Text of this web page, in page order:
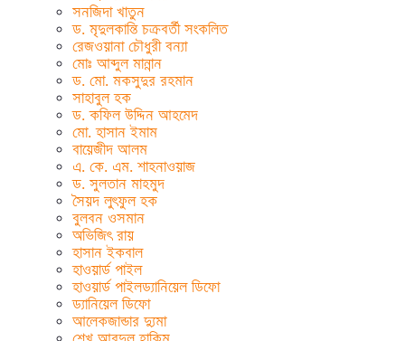
সনজিদা খাতুন
ড. মৃদুলকান্তি চক্রবর্তী সংকলিত
রেজওয়ানা চৌধুরী বন্যা
মোঃ আব্দুল মান্নান
ড. মো. মকসুদুর রহমান
সাহাবুল হক
ড. কফিল উদ্দিন আহমেদ
মো. হাসান ইমাম
বায়েজীদ আলম
এ. কে. এম. শাহনাওয়াজ
ড. সুলতান মাহমুদ
সৈয়দ লুৎফুল হক
বুলবন ওসমান
অভিজিৎ রায়
হাসান ইকবাল
হাওয়ার্ড পাইল
হাওয়ার্ড পাইলড্যানিয়েল ডিফো
ড্যানিয়েল ডিফো
আলেকজান্ডার দ্যুমা